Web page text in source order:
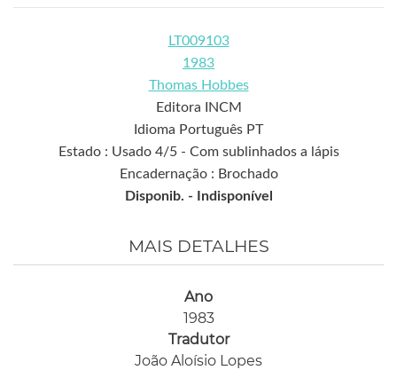
LT009103
1983
Thomas Hobbes
Editora INCM
Idioma Português PT
Estado : Usado 4/5 - Com sublinhados a lápis
Encadernação : Brochado
Disponib. -
Indisponível
MAIS DETALHES
Ano
1983
Tradutor
João Aloísio Lopes